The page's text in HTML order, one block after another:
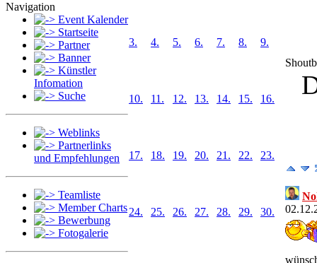
Navigation
Event Kalender
Startseite
Partner
Banner
Künstler
Infomation
Suche
Weblinks
Partnerlinks
und Empfehlungen
Teamliste
Member Charts
Bewerbung
Fotogalerie
3. 4. 5. 6. 7. 8. 9.
10. 11. 12. 13. 14. 15. 16.
17. 18. 19. 20. 21. 22. 23.
24. 25. 26. 27. 28. 29. 30.